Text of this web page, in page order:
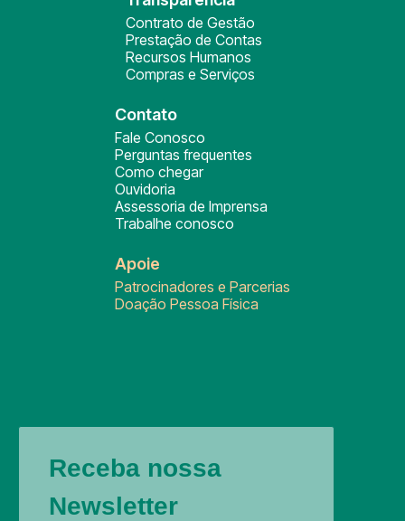
Contrato de Gestão
Prestação de Contas
Recursos Humanos
Compras e Serviços
Contato
Fale Conosco
Perguntas frequentes
Como chegar
Ouvidoria
Assessoria de Imprensa
Trabalhe conosco
Apoie
Patrocinadores e Parcerias
Doação Pessoa Física